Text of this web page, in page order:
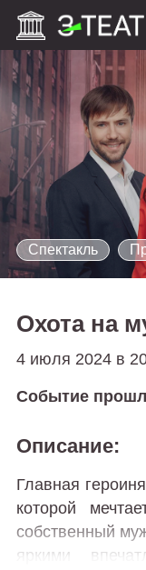
Спектакль
Охота на
4 июля 2024 в
Событие
Описание:
Главная
которой
собственный
яркими